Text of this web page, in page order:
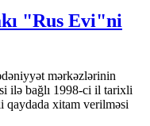
"Rus Evi"ni
mərkəzlərinin
ilə bağlı 1998-ci il tarixli
qaydada xitam verilməsi